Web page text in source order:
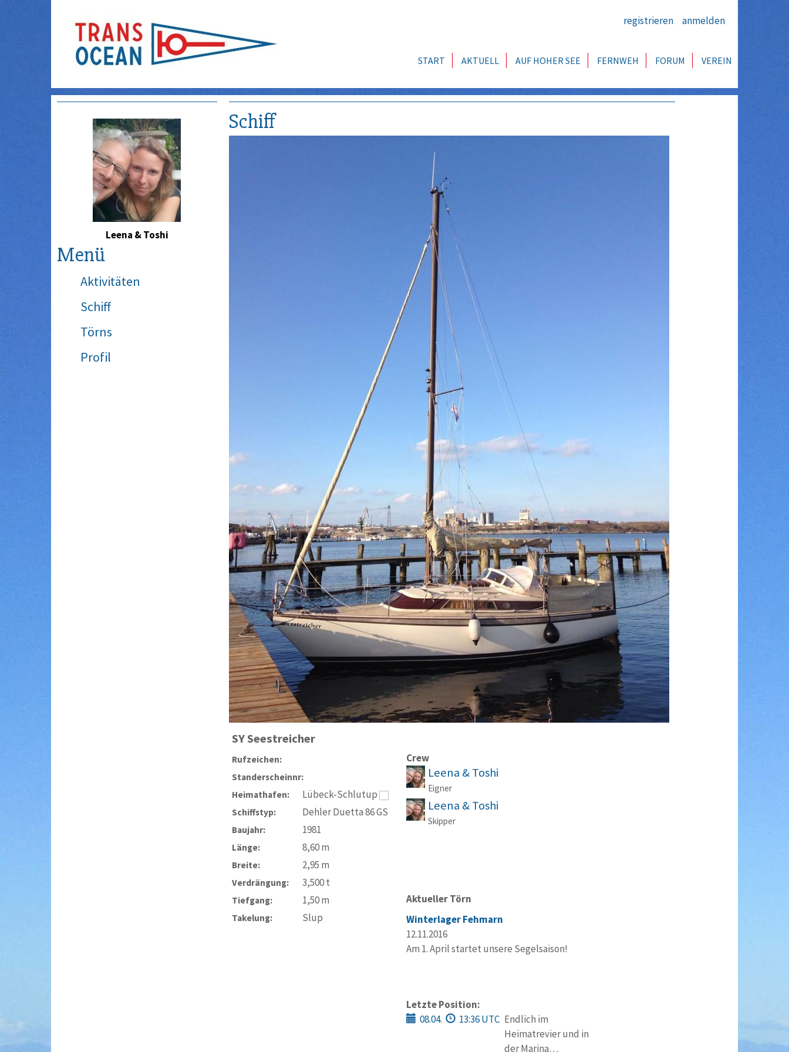
registrieren anmelden
START AKTUELL AUF HOHER SEE FERNWEH FORUM VEREIN
Leena & Toshi
Menü
Aktivitäten
Schiff
Törns
Profil
Schiff
SYSeestreicher
Rufzeichen:
Standerscheinnr:
Heimathafen:
Lübeck-Schlutup
Schiffstyp: Dehler Duetta 86 GS
Baujahr: 1981
Länge: 8,60m
Breite: 2,95 m
Verdrängung: 3,500t
Tiefgang: 1,50m
Takelung: Slup
Crew
Leena & Toshi
Eigner
Leena & Toshi
Skipper
Aktueller Törn
Winterlager Fehmarn
12.11.2016
Am 1. April startet unsere Segelsaison!
Letzte Position:
08.04.
13:36 UTC Endlich im
Heimatrevier und in
der Marina…